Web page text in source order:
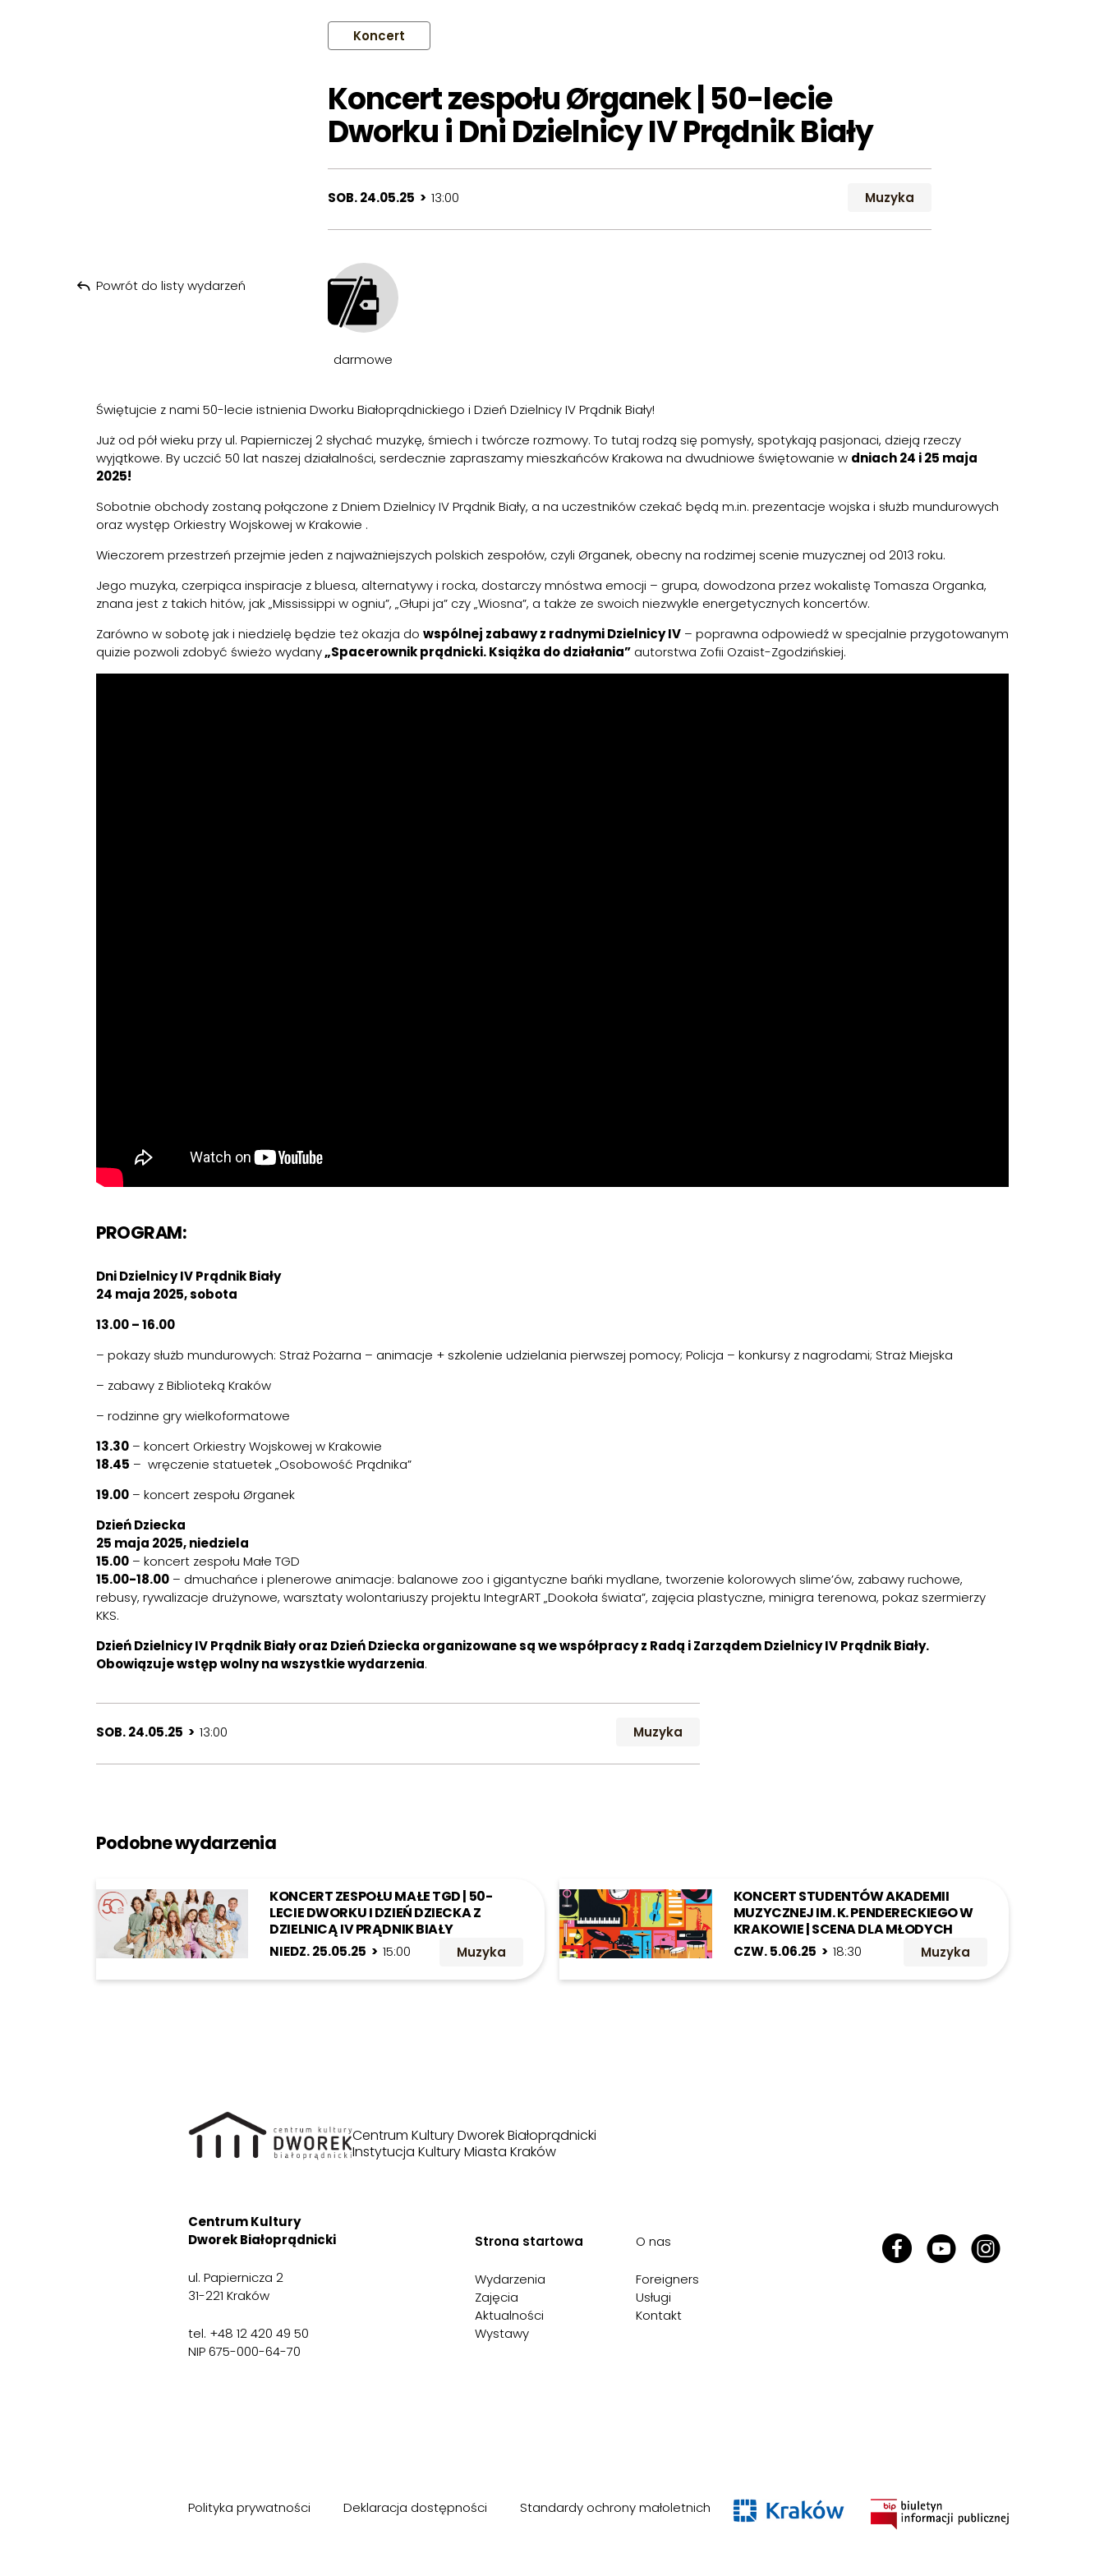
Koncert
Koncert zespołu Ørganek | 50-lecie
Dworku i Dni Dzielnicy IV Prądnik Biały
SOB. 24.05.25 > 13:00 Muzyka
darmowe
Powrót do listy wydarzeń
Świętujcie z nami 50-lecie istnienia Dworku Białoprądnickiego i Dzień Dzielnicy IV Prądnik Biały!
Już od pół wieku przy ul. Papierniczej 2 słychać muzykę, śmiech i twórcze rozmowy. To tutaj rodzą się pomysły, spotykają pasjonaci, dzieją rzeczy
wyjątkowe. By uczcić 50 lat naszej działalności, serdecznie zapraszamy mieszkańców Krakowa na dwudniowe świętowanie w dniach 24 i 25 maja
2025!
Sobotnie obchody zostaną połączone z Dniem Dzielnicy IV Prądnik Biały, a na uczestników czekać będą m.in. prezentacje wojska i służb mundurowych
oraz występ Orkiestry Wojskowej w Krakowie .
Wieczorem przestrzeń przejmie jeden z najważniejszych polskich zespołów, czyli Ørganek, obecny na rodzimej scenie muzycznej od 2013 roku.
Jego muzyka, czerpiąca inspiracje z bluesa, alternatywy i rocka, dostarczy mnóstwa emocji – grupa, dowodzona przez wokalistę Tomasza Organka,
znana jest z takich hitów, jak „Mississippi w ogniu”, „Głupi ja” czy „Wiosna”, a także ze swoich niezwykle energetycznych koncertów.
Zarówno w sobotę jak i niedzielę będzie też okazja do wspólnej zabawy z radnymi Dzielnicy IV– poprawna odpowiedź w specjalnie przygotowanym
quizie pozwoli zdobyć świeżo wydany„Spacerownik prądnicki. Książka do działania”autorstwa Zofii Ozaist-Zgodzińskiej.
PROGRAM:
Dni Dzielnicy IV Prądnik Biały
24 maja 2025, sobota
13.00 – 16.00
– pokazy służb mundurowych: Straż Pożarna – animacje + szkolenie udzielania pierwszej pomocy; Policja – konkursy z nagrodami; Straż Miejska
– zabawy z Biblioteką Kraków
– rodzinne gry wielkoformatowe
13.30– koncert Orkiestry Wojskowej w Krakowie
18.45 – wręczenie statuetek „Osobowość Prądnika”
19.00– koncert zespołu Ørganek
Dzień Dziecka
25 maja 2025, niedziela
15.00– koncert zespołu Małe TGD
15.00-18.00– dmuchańce i plenerowe animacje: balanowe zoo i gigantyczne bańki mydlane, tworzenie kolorowych slime’ów, zabawy ruchowe,
rebusy, rywalizacje drużynowe, warsztaty wolontariuszy projektu IntegrART „Dookoła świata”, zajęcia plastyczne, minigra terenowa, pokaz szermierzy
KKS.
Dzień Dzielnicy IV Prądnik Biały oraz Dzień Dziecka organizowane są we współpracy z Radą i Zarządem Dzielnicy IV Prądnik Biały.
Obowiązuje wstęp wolny na wszystkie wydarzenia.
SOB. 24.05.25 > 13:00 Muzyka
Podobne wydarzenia
KONCERT ZESPOŁU MAŁE TGD | 50-
LECIE DWORKU I DZIEŃ DZIECKA Z
DZIELNICĄ IV PRĄDNIK BIAŁY
NIEDZ. 25.05.25 >15:00 Muzyka
KONCERT STUDENTÓW AKADEMII
MUZYCZNEJ IM. K. PENDERECKIEGO W
KRAKOWIE | SCENA DLA MŁODYCH
CZW. 5.06.25 > 18:30 Muzyka
Centrum Kultury Dworek Białoprądnicki
Instytucja Kultury Miasta Kraków
Centrum Kultury
Dworek Białoprądnicki
ul. Papiernicza 2
31-221 Kraków
tel. +48 12 420 49 50
NIP 675-000-64-70
Strona startowa
Wydarzenia
Zajęcia
Aktualności
Wystawy
O nas
Foreigners
Usługi
Kontakt
Polityka prywatności Deklaracja dostępności Standardy ochrony małoletnich